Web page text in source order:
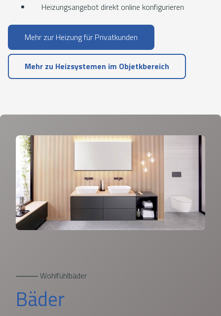
Heizungsangebot direkt online konfigurieren
Mehr zur Heizung für Privatkunden
Mehr zu Heizsystemen im Objetkbereich
⸻ Wohlfühlbäder
Bäder